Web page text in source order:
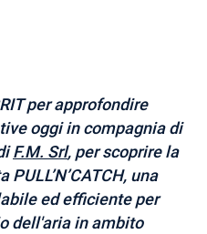
per approfondire
oggi in compagnia di
F.M. Srl, per scoprire la
una
ed efficiente per
dell'aria in ambito